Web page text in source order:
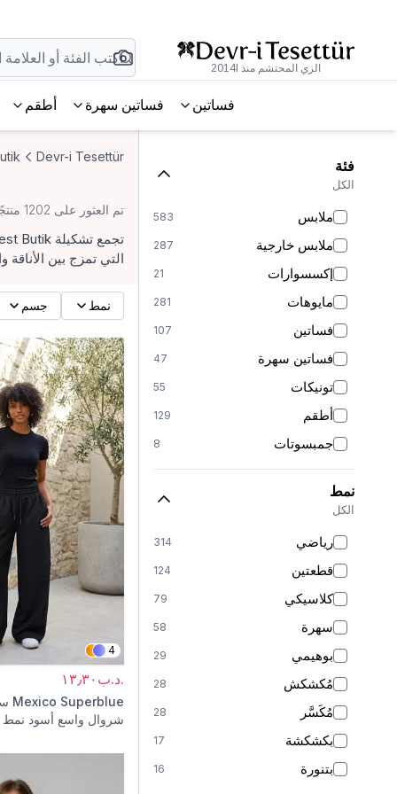
الزي المحتشم منذ 2014l
فساتين فساتين سهرة أطقم
فئة
الكل
ملابس 583
ملابس خارجية 287
إكسسوارات 21
مايوهات 281
فساتين 107
فساتين سهرة 47
تونيكات 55
أطقم 129
جمبسوتات 8
بناطيل 151
تنانير 19
نمط
الكل
رياضي 314
قطعتين 124
كلاسيكي 79
سهرة 58
بوهيمي 29
مُكشكش 28
مُكَسَّر 28
بكشكشة 17
بتنورة 16
Devr-i Tesettür
تم العثور على 1202 منتجًا.
التي تمزج بين
نمط جسم
4
.د.ب١٣٫٣٠
Mexico Superblue
شروال واسع أسود نمط